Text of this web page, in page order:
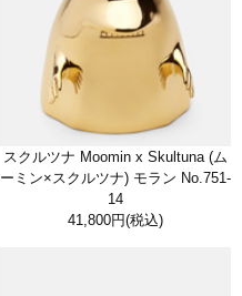
スクルツナ Moomin x Skultuna (ム
ーミン×スクルツナ) モラン No.751-
14
41,800円(税込)